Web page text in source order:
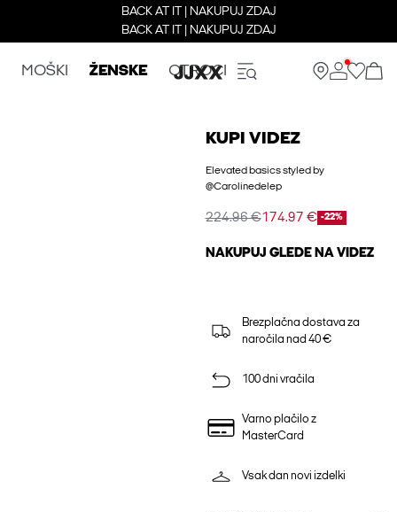
BACK AT IT | NAKUPUJ ZDAJ
BACK AT IT | NAKUPUJ ZDAJ
MOŠKI ŽENSKE OTROCI
KUPI VIDEZ
Elevated basics styled by
@Carolinedelep
224.96 €174.97 € -22%
NAKUPUJ GLEDE NA VIDEZ
Brezplačna dostava za
naročila nad 40 €
100 dni vračila
Varno plačilo z
MasterCard
Vsak dan novi izdelki